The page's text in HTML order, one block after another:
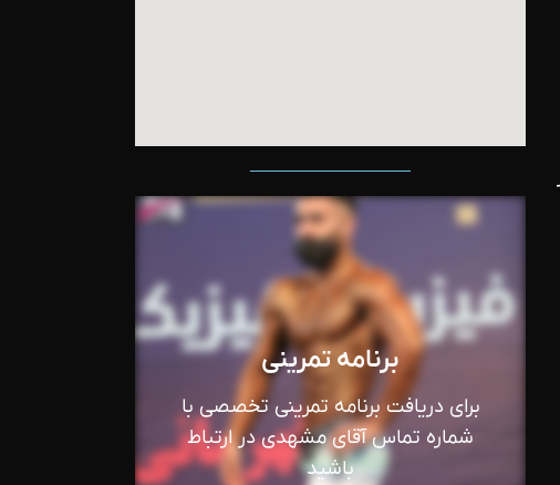
برنامه تمرینی
برای دریافت برنامه تمرینی تخصصی با
شماره تماس آقای مشهدی در ارتباط
باشید